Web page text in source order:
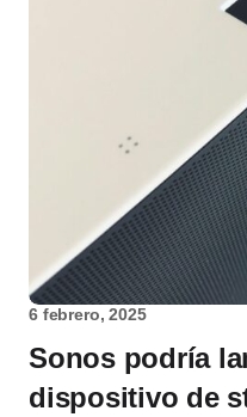
6 febrero, 2025
Sonos podría
dispositivo de